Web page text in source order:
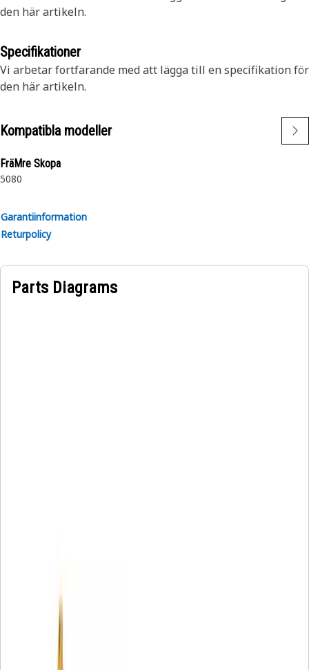
den här artikeln.
Specifikationer
Vi arbetar fortfarande med att lägga till en specifikation för
den här artikeln.
Kompatibla modeller
FräMre Skopa
5080
Garantiinformation
Returpolicy
Parts Diagrams